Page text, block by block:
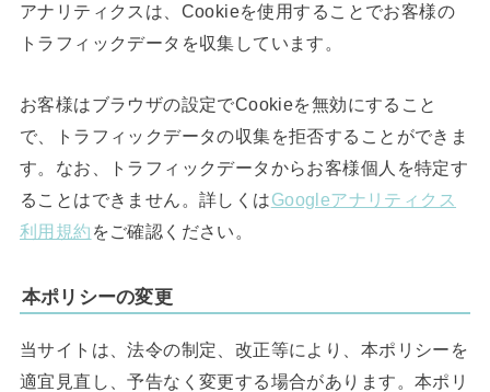
アナリティクスは、Cookieを使用することでお客様の
トラフィックデータを収集しています。
お客様はブラウザの設定でCookieを無効にすること
で、トラフィックデータの収集を拒否することができま
す。なお、トラフィックデータからお客様個人を特定す
ることはできません。詳しくはGoogleアナリティクス
利用規約 をご確認ください。
本ポリシーの変更
当サイトは、法令の制定、改正等により、本ポリシーを
適宜見直し、予告なく変更する場合があります。本ポリ